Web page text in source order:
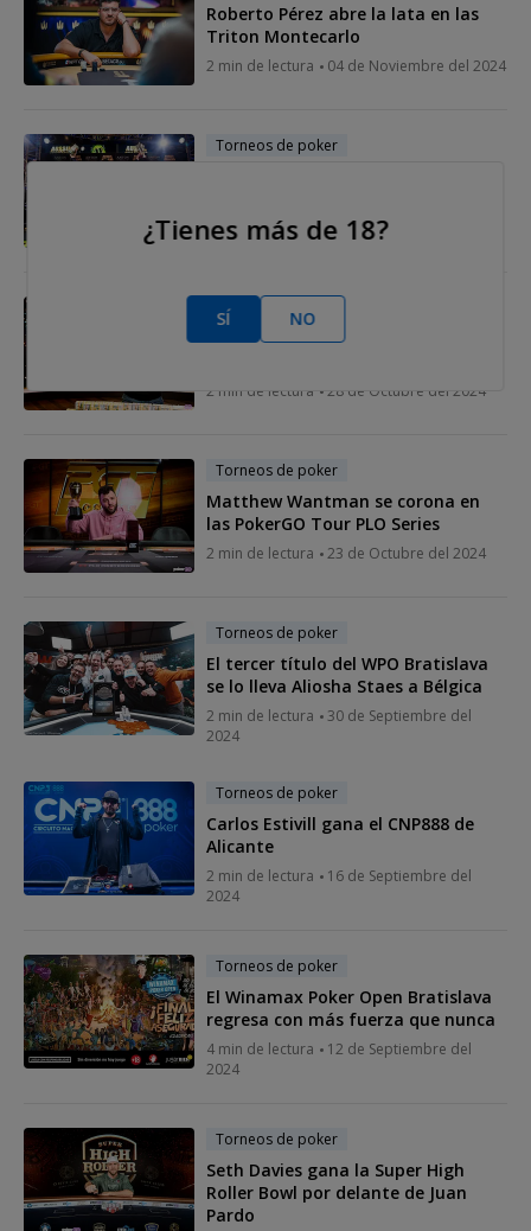
Roberto Pérez abre la lata en las
Triton Montecarlo
2 min de lectura 04 de Noviembre del 2024
Torneos de poker
5 min de lectura 31 de Octubre del 2024
Torneos de poker
Seth Davies también gana la SHR
2 min de lectura 28 de Octubre del 2024
Torneos de poker
Matthew Wantman se corona en
las PokerGO Tour PLO Series
2 min de lectura 23 de Octubre del 2024
Torneos de poker
El tercer título del WPO Bratislava
se lo lleva Aliosha Staes a Bélgica
2 min de lectura
30 de Septiembre del
2024
Torneos de poker
Carlos Estivill gana el CNP888 de
Alicante
2 min de lectura
16 de Septiembre del
2024
Torneos de poker
El Winamax Poker Open Bratislava
regresa con más fuerza que nunca
4 min de lectura
12 de Septiembre del
2024
Torneos de poker
Seth Davies gana la Super High
Roller Bowl por delante de Juan
Pardo
¿Tienes más de 18?
SÍ NO